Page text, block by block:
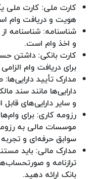
کارت ملی: کارت ملی
هویت و دریافت وام
شناسنامه: شناسنامه
و اخذ وام است.
کارت بانکی: داشتن
برای دریافت وام
مدارک تأیید
دارایی‌ها مانند سند
و سایر دارایی‌های
رزومه کاری: برای
موسسات مالی به
سوابق حرفه‌ای و تجربه
مدارک مالی: باید
ترازنامه و
بانک ارائه دهید.